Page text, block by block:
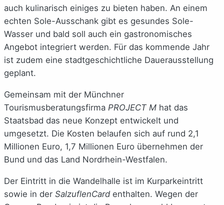
auch kulinarisch einiges zu bieten haben. An einem
echten Sole-Ausschank gibt es gesundes Sole-
Wasser und bald soll auch ein gastronomisches
Angebot integriert werden. Für das kommende Jahr
ist zudem eine stadtgeschichtliche Dauerausstellung
geplant.
Gemeinsam mit der Münchner
Tourismusberatungsfirma PROJECT M hat das
Staatsbad das neue Konzept entwickelt und
umgesetzt. Die Kosten belaufen sich auf rund 2,1
Millionen Euro, 1,7 Millionen Euro übernehmen der
Bund und das Land Nordrhein-Westfalen.
Der Eintritt in die Wandelhalle ist im Kurparkeintritt
sowie in der SalzuflenCard enthalten. Wegen der